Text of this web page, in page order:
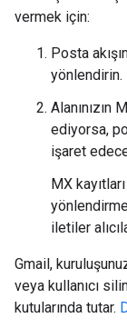
vermek için:
Posta
yönlendirin.
Alanınızın
ediyorsa,
işaret
MX
iletiler
Gmail,
veya kullanıcı
kutularında tutar.